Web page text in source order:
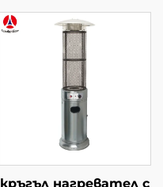
кръгъл нагревател с